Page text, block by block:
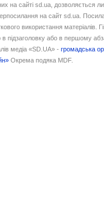
на сайті sd.ua, дозволяється
на сайт sd.ua.
використання матеріалів.
підзаголовку або в першому
медіа «SD.UA» -громадська
Окрема подяка MDF.